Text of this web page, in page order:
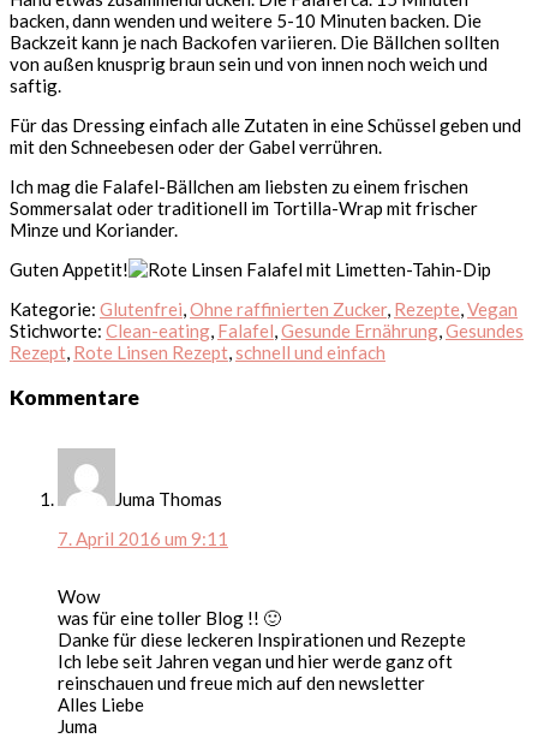
backen, dann wenden und weitere 5-10 Minuten backen. Die
Backzeit kann je nach Backofen variieren. Die Bällchen sollten
von außen knusprig braun sein und von innen noch weich und
saftig.
Für das Dressing einfach alle Zutaten in eine Schüssel geben und
mit den Schneebesen oder der Gabel verrühren.
Ich mag die Falafel-Bällchen am liebsten zu einem frischen
Sommersalat oder traditionell im Tortilla-Wrap mit frischer
Minze und Koriander.
Guten Appetit!
Kategorie: Glutenfrei,Ohne raffinierten Zucker, Rezepte,Vegan
Stichworte: Clean-eating, Falafel,Gesunde Ernährung,Gesundes
Rezept, Rote Linsen Rezept,schnell und einfach
Leser-
Kommentare
Juma Thomas
7. April 2016 um 9:11
Wow
was für eine toller Blog !! 🙂
Danke für diese leckeren Inspirationen und Rezepte
Ich lebe seit Jahren vegan und hier werde ganz oft
reinschauen und freue mich auf den newsletter
Alles Liebe
Juma